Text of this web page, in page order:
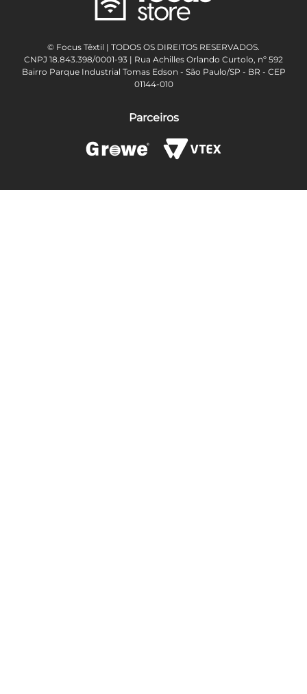
© Focus Têxtil | TODOS OS DIREITOS RESERVADOS.
CNPJ 18.843.398/0001-93 | Rua Achilles Orlando Curtolo, nº 592
Bairro Parque Industrial Tomas Edson - São Paulo/SP - BR - CEP
01144-010
Parceiros